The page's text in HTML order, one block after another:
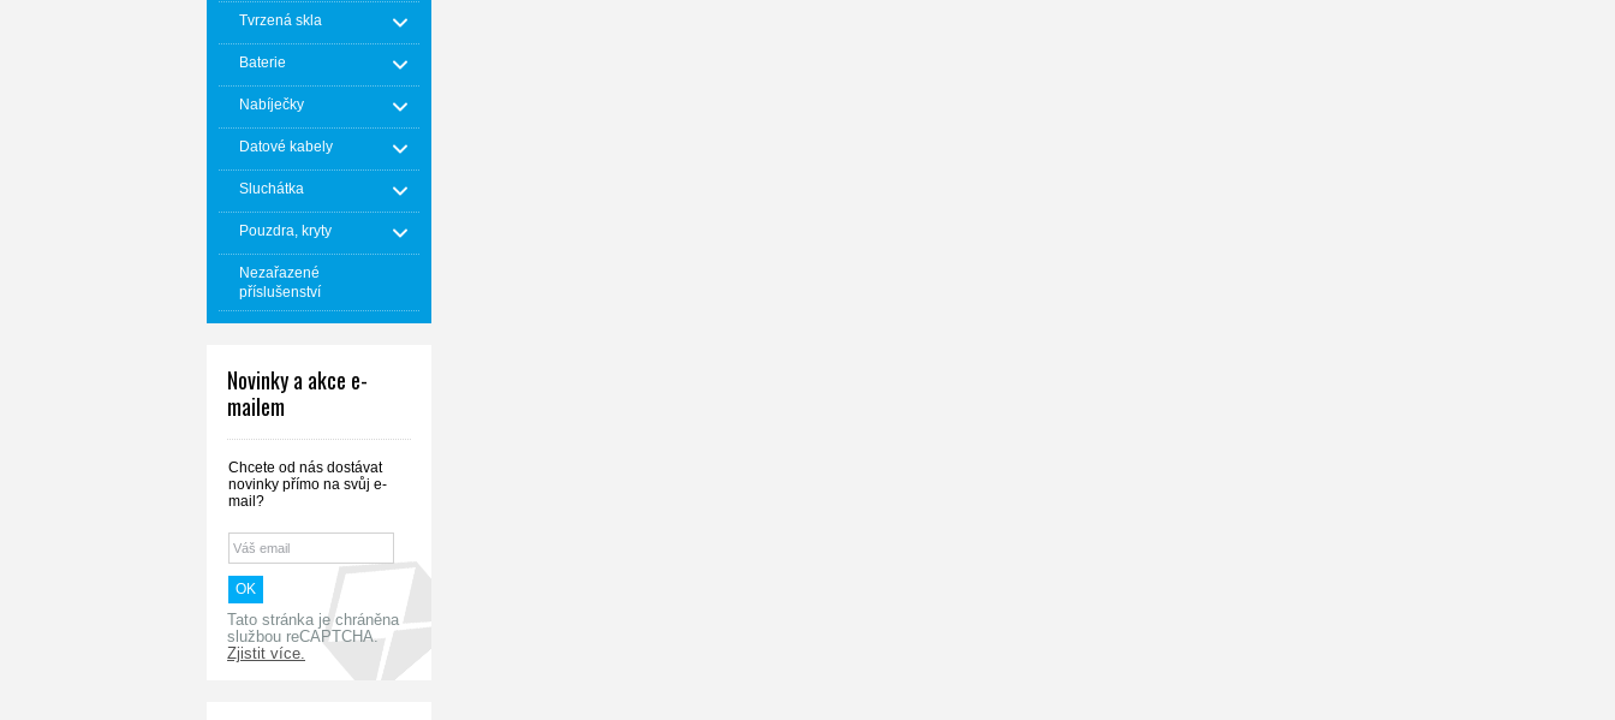
Tvrzená skla
Baterie
Nabíječky
Datové kabely
Sluchátka
Pouzdra, kryty
Nezařazené
příslušenství
Novinky a akce e-
mailem
Chcete od nás dostávat
novinky přímo na svůj e-
mail?
Tato stránka je chráněna
službou reCAPTCHA.
Zjistit více.